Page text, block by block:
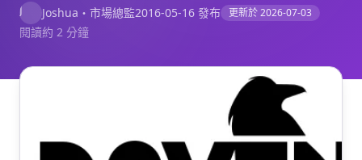
J Joshua ・ 市場總監2016-05-16 發布 更新於2026-07-03
閱讀約 2 分鐘